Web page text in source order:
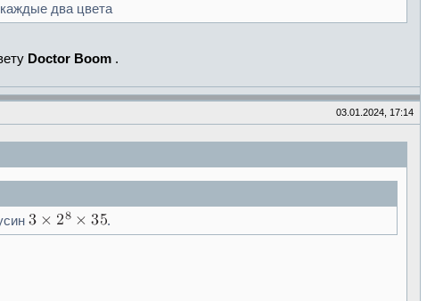
каждые два цвета
Doctor Boom .
03.01.2024, 17:14
.